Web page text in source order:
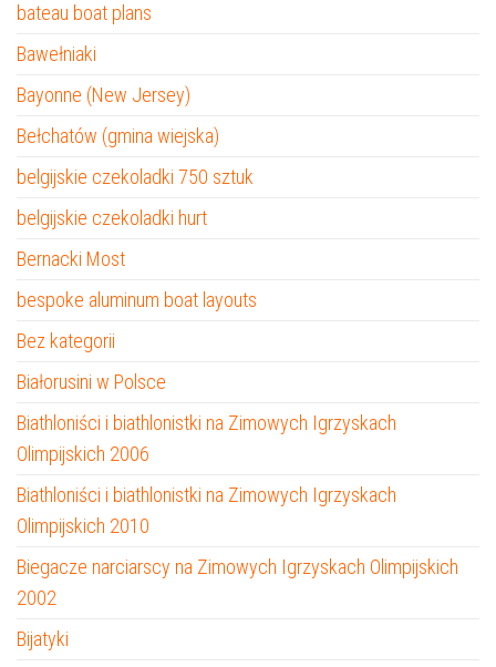
bateau boat plans
Bawełniaki
Bayonne (New Jersey)
Bełchatów (gmina wiejska)
belgijskie czekoladki 750 sztuk
belgijskie czekoladki hurt
Bernacki Most
bespoke aluminum boat layouts
Bez kategorii
Białorusini w Polsce
Biathloniści i biathlonistki na Zimowych Igrzyskach
Olimpijskich 2006
Biathloniści i biathlonistki na Zimowych Igrzyskach
Olimpijskich 2010
Biegacze narciarscy na Zimowych Igrzyskach Olimpijskich
2002
Bijatyki